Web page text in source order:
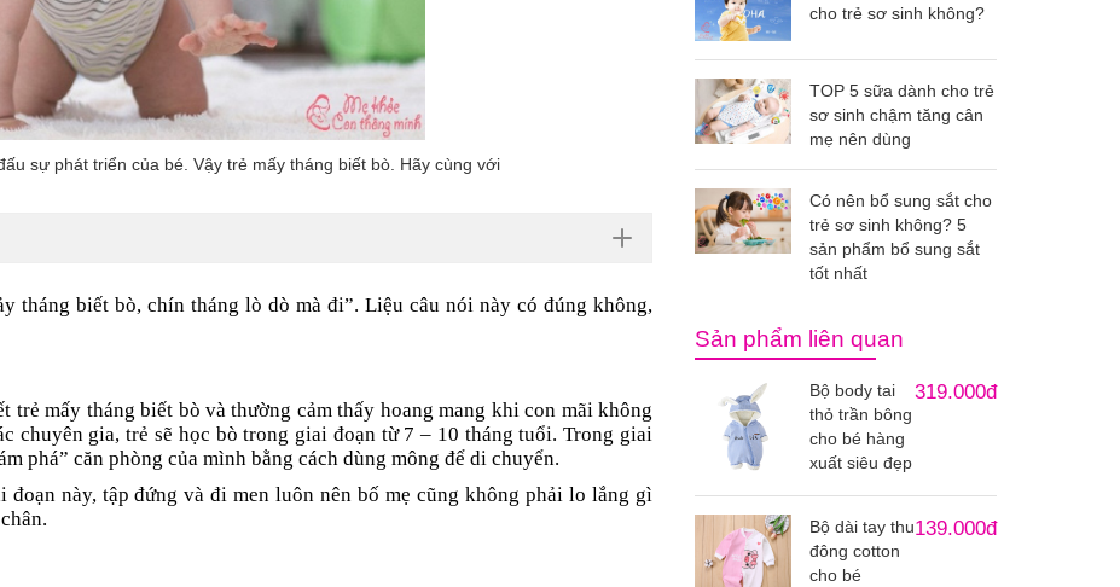
sự phát triển của bé. Vậy trẻ mấy tháng biết bò. Hãy cùng với
tháng biết bò, chín tháng lò dò mà đi”. Liệu câu nói này có đúng không,
trẻ mấy tháng biết bò và thường cảm thấy hoang mang khi con mãi không
chuyên gia, trẻ sẽ học bò trong giai đoạn từ 7 – 10 tháng tuổi. Trong giai
phá” căn phòng của mình bằng cách dùng mông để di chuyển.
này, tập đứng và đi men luôn nên bố mẹ cũng không phải lo lắng gì
cho trẻ sơ sinh không?
TOP 5 sữa dành cho trẻ
sơ sinh chậm tăng cân
mẹ nên dùng
Có nên bổ sung sắt cho
trẻ sơ sinh không? 5
sản phẩm bổ sung sắt
tốt nhất
Sản phẩm liên quan
Bộ body tai
thỏ trần bông
cho bé hàng
xuất siêu đẹp
319.000đ
Bộ dài tay thu
đông cotton
cho bé
139.000đ